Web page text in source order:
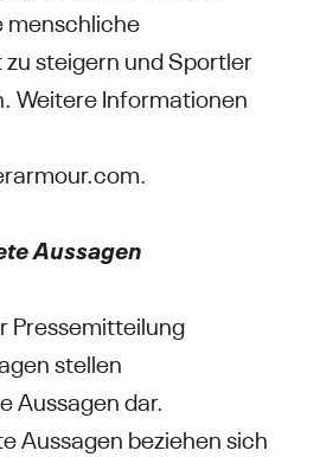
menschliche
steigern und Sportler
Weitere Informationen
Aussagen
Pressemitteilung
stellen
Aussagen dar.
Aussagen beziehen sich